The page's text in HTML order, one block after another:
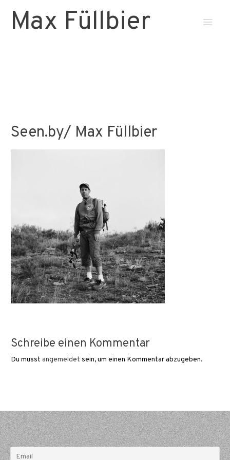
Max Füllbier
Seen.by/ Max Füllbier
Schreibe einen Kommentar
Du musstangemeldet sein, um einen Kommentar abzugeben.